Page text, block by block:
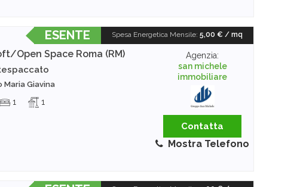
Spesa Energetica Mensile: 5,00 € / mq
ESENTE
Open Space Roma (RM)
Maria Giavina
1 1
Agenzia:
san michele
immobiliare
Contatta
Mostra Telefono